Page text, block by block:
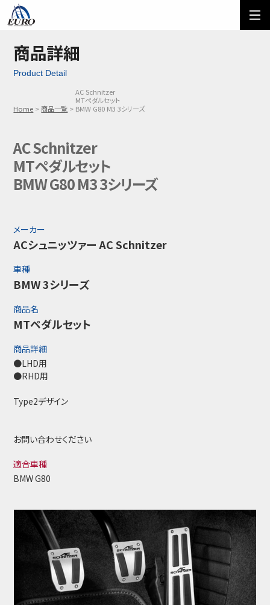
ご利用方法
メール問い合わせ
03-5674-7742
商品詳細
Product Detail
Home 商品一覧
AC Schnitzer
MTペダルセット
BMW G80 M3 3シリーズ
AC Schnitzer
MTペダルセット
BMW G80 M3 3シリーズ
メーカー
ACシュニッツァー AC Schnitzer
車種
BMW 3シリーズ
商品名
MTペダルセット
商品詳細
●LHD用
●RHD用
Type2デザイン
お問い合わせください
適合車種
BMW G80